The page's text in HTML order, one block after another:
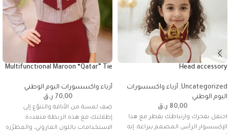
Head accessory
Uncategorized
, أزياء واكسسورات
اليوم الوطني
80,00 ر.ق
احتفل بفخرك وارتباطك بقطر مع هذا
الإكسسوار الرأس المصمم ببراعة. إنه
Multifunctional Maroon “Qatar” Tie
أزياء واكسسورات اليوم الوطني
70,00 ر.ق
ضِف لمسة من الأناقة والتنوّع إلى
إطلالتك مع هذه الربطة متعددة
الاستخدامات باللون الماروني، والمطرّزة